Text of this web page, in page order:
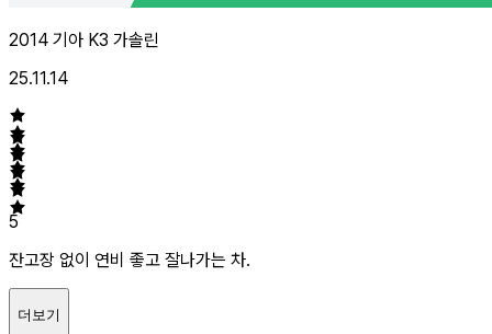
2014 기아 K3 가솔린
25.11.14
5
잔고장 없이 연비 좋고 잘나가는 차.
더보기